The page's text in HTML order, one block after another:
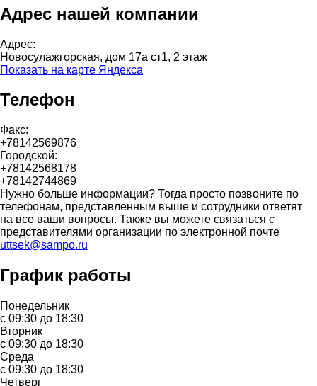
Адрес нашей компании
Адрес:
Новосулажгорская, дом 17а ст1, 2 этаж
Показать на карте Яндекса
Телефон
Факс:
+78142569876
Городской:
+78142568178
+78142744869
Нужно больше информации? Тогда просто позвоните по
телефонам, представленным выше и сотрудники ответят
на все ваши вопросы. Также вы можете связаться с
представителями организации по электронной почте
uttsek@sampo.ru
График работы
Понедельник
с 09:30 до 18:30
Вторник
с 09:30 до 18:30
Среда
с 09:30 до 18:30
Четверг